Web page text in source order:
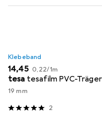
Klebeband
EUR
14,45 EUR
0,22/1m
tesa tesafilm PVC-
19 mm
2